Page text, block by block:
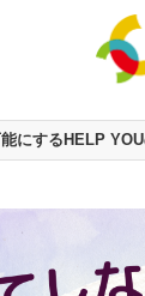
にするHELP YOU